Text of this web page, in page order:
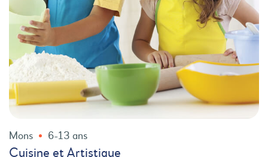
Mons 6-13 ans
Cuisine et Artistique